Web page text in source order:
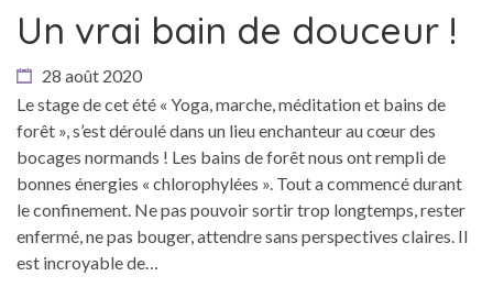
Un vrai bain de douceur !
28 août 2020
Le stage de cet été « Yoga, marche, méditation et bains de
forêt », s’est déroulé dans un lieu enchanteur au cœur des
bocages normands ! Les bains de forêt nous ont rempli de
bonnes énergies « chlorophylées ». Tout a commencé durant
le confinement. Ne pas pouvoir sortir trop longtemps, rester
enfermé, ne pas bouger, attendre sans perspectives claires. Il
est incroyable de…